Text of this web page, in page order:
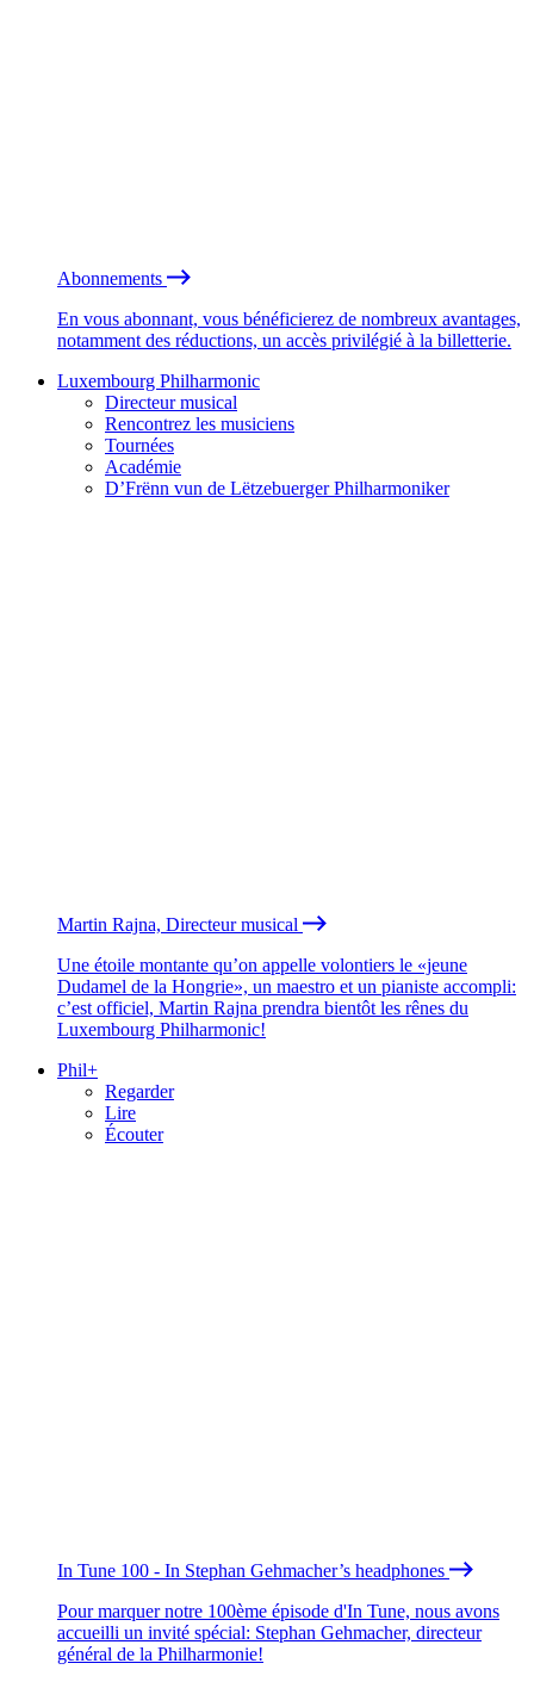
Abonnements
En vous abonnant, vous bénéficierez de nombreux avantages,
notamment des réductions, un accès privilégié à la billetterie.
Luxembourg Philharmonic
Directeur musical
Rencontrez les musiciens
Tournées
Académie
D’Frënn vun de Lëtzebuerger Philharmoniker
Martin Rajna, Directeur musical
Une étoile montante qu’on appelle volontiers le «jeune
Dudamel de la Hongrie», un maestro et un pianiste accompli:
c’est officiel, Martin Rajna prendra bientôt les rênes du
Luxembourg Philharmonic!
Phil+
Regarder
Lire
Écouter
In Tune 100 - In Stephan Gehmacher’s headphones
Pour marquer notre 100ème épisode d'In Tune, nous avons
accueilli un invité spécial: Stephan Gehmacher, directeur
général de la Philharmonie!